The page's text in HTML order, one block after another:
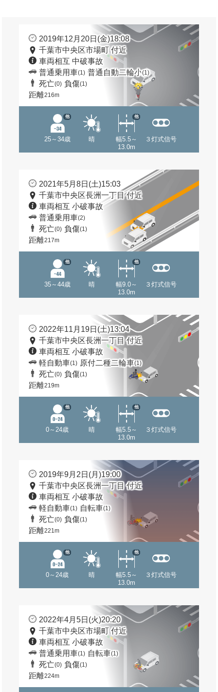
2019年12月20日(金)18:08
千葉市中央区市場町 付近
車両相互 中破事故
普通乗用車(1) 普通自動二輪小(1)
死亡(0) 負傷(1)
距離216m
25～34歳
他
晴
幅5.5～
13.0m
他
３灯式信号
2021年5月8日(土)15:03
千葉市中央区長洲一丁目 付近
車両相互 小破事故
普通乗用車(2)
死亡(0) 負傷(1)
距離217m
35～44歳
他
晴
幅9.0～
13.0m
他
３灯式信号
2022年11月19日(土)13:04
千葉市中央区長洲一丁目 付近
車両相互 小破事故
軽自動車(1) 原付二種二輪車(1)
死亡(0) 負傷(1)
距離219m
0～24歳
他
晴
幅5.5～
13.0m
他
３灯式信号
2019年9月2日(月)19:00
千葉市中央区長洲一丁目 付近
車両相互 小破事故
軽自動車(1) 自転車(1)
死亡(0) 負傷(1)
距離221m
0～24歳
他
晴
幅5.5～
13.0m
他
３灯式信号
2022年4月5日(火)20:20
千葉市中央区市場町 付近
車両相互 小破事故
普通乗用車(1) 自転車(1)
死亡(0) 負傷(1)
距離224m